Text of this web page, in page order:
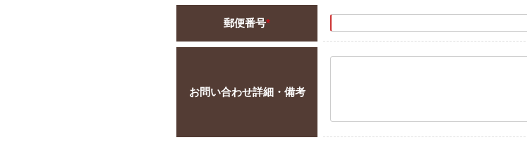
郵便番号*
お問い合わせ詳細・備考